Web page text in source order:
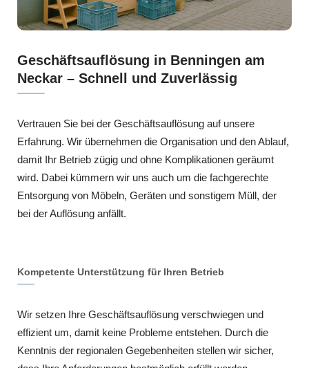
Geschäftsauflösung in Benningen am
Neckar – Schnell und Zuverlässig
Vertrauen Sie bei der Geschäftsauflösung auf unsere
Erfahrung. Wir übernehmen die Organisation und den Ablauf,
damit Ihr Betrieb zügig und ohne Komplikationen geräumt
wird. Dabei kümmern wir uns auch um die fachgerechte
Entsorgung von Möbeln, Geräten und sonstigem Müll, der
bei der Auflösung anfällt.
Kompetente Unterstützung für Ihren Betrieb
Wir setzen Ihre Geschäftsauflösung verschwiegen und
effizient um, damit keine Probleme entstehen. Durch die
Kenntnis der regionalen Gegebenheiten stellen wir sicher,